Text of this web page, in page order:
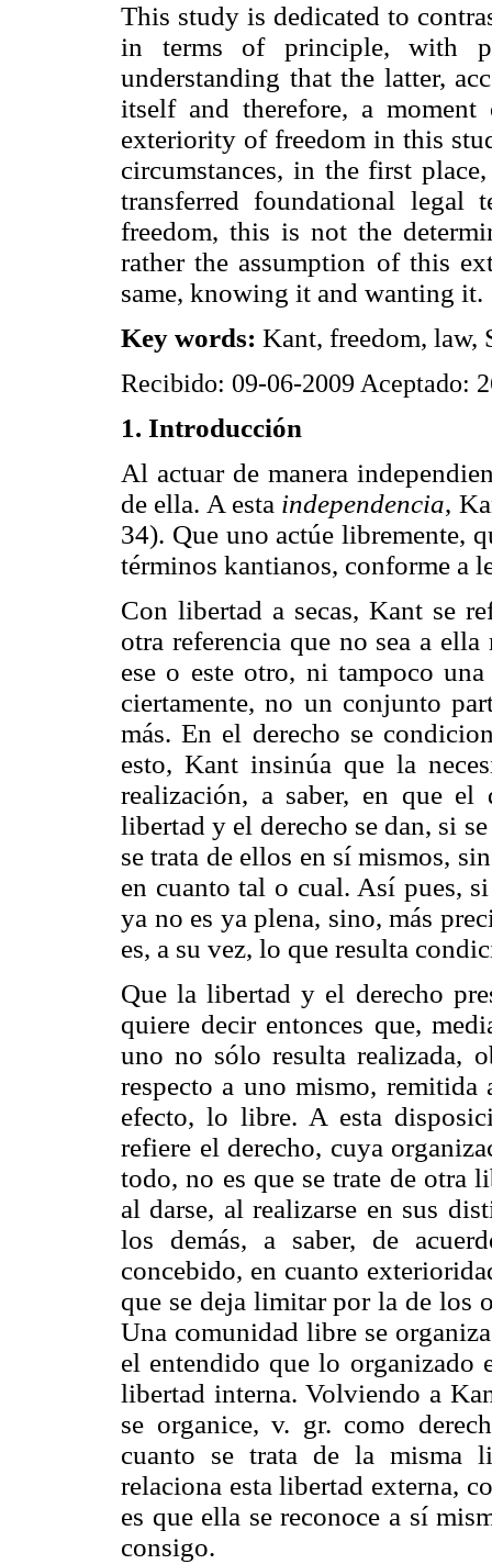
This study is dedicated to
in terms of principle, with
understanding that the latter,
itself and therefore, a
exteriority of freedom in this
circumstances, in the first
transferred foundational legal
freedom, this is not the
rather the assumption of this
same, knowing it and wanting it.
Key words: Kant, freedom, law,
Recibido: 09-06-2009 Aceptado:
1. Introducción
Al actuar de manera
de ella. A esta independencia,
34). Que uno actúe libremente,
términos kantianos, conforme a
Con libertad a secas, Kant se
otra referencia que no sea a
ese o este otro, ni tampoco
ciertamente, no un conjunto
más. En el derecho se
esto, Kant insinúa que la
realización, a saber, en que
libertad y el derecho se dan, si
se trata de ellos en sí mismos,
en cuanto tal o cual. Así pues,
ya no es ya plena, sino, más
es, a su vez, lo que resulta
Que la libertad y el derecho
quiere decir entonces que,
uno no sólo resulta realizada,
respecto a uno mismo,
efecto, lo libre. A esta
refiere el derecho, cuya
todo, no es que se trate de otra
al darse, al realizarse en sus
los demás, a saber, de
concebido, en cuanto
que se deja limitar por la de los
Una comunidad libre se
el entendido que lo organizado
libertad interna. Volviendo a
se organice, v. gr. como
cuanto se trata de la misma
relaciona esta libertad externa,
es que ella se reconoce a sí
consigo.